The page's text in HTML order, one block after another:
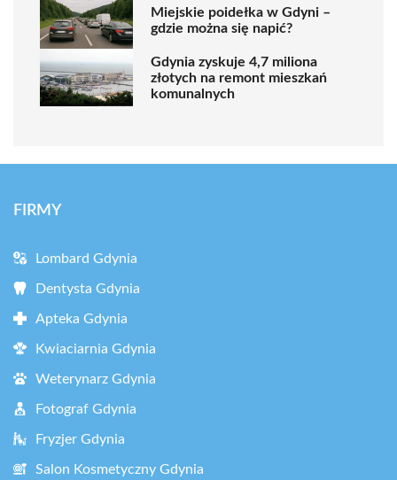
Miejskie poidełka w Gdyni –
gdzie można się napić?
Gdynia zyskuje 4,7 miliona
złotych na remont mieszkań
komunalnych
FIRMY
Lombard Gdynia
Dentysta Gdynia
Apteka Gdynia
Kwiaciarnia Gdynia
Weterynarz Gdynia
Fotograf Gdynia
Fryzjer Gdynia
Salon Kosmetyczny Gdynia